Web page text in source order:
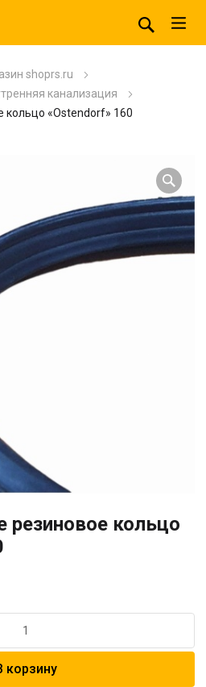
shoprs.ru
канализация
кольцо «Ostendorf» 160
резиновое кольцо
корзину